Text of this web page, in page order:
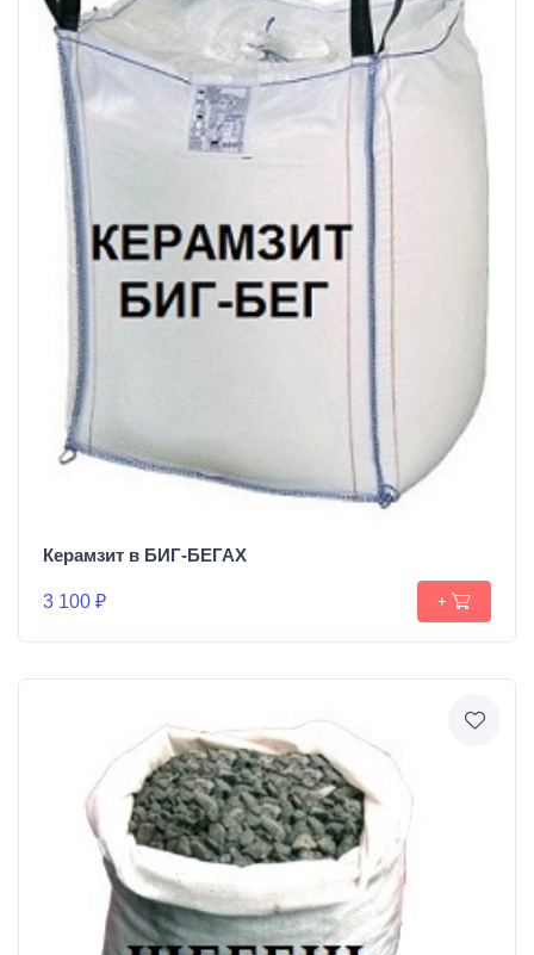
Керамзит в БИГ-БЕГАХ
3 100 ₽ +